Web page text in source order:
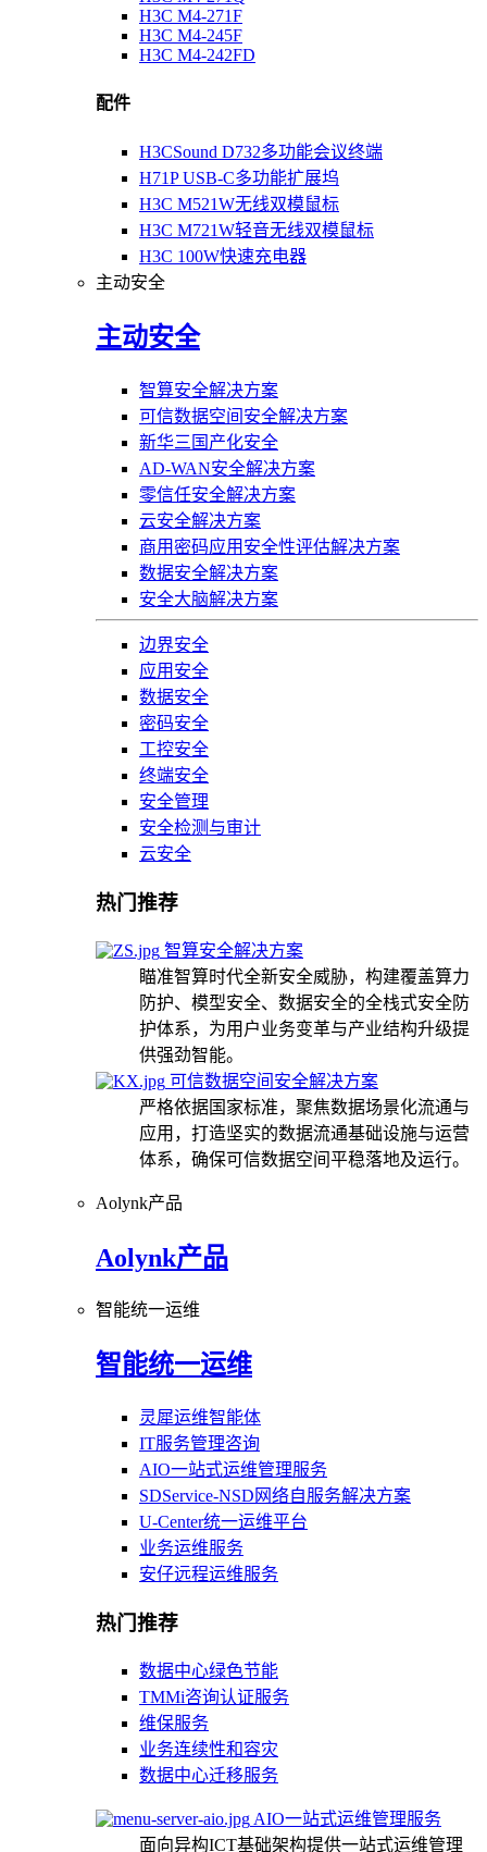
H3C M4-271F
H3C M4-245F
H3C M4-242FD
配件
H3CSound D732多功能会议终端
H71P USB-C多功能扩展坞
H3C M521W无线双模鼠标
H3C M721W轻音无线双模鼠标
H3C 100W快速充电器
主动安全
主动安全
智算安全解决方案
可信数据空间安全解决方案
新华三国产化安全
AD-WAN安全解决方案
零信任安全解决方案
云安全解决方案
商用密码应用安全性评估解决方案
数据安全解决方案
安全大脑解决方案
边界安全
应用安全
数据安全
密码安全
工控安全
终端安全
安全管理
安全检测与审计
云安全
热门推荐
智算安全解决方案
瞄准智算时代全新安全威胁，构建覆盖算力
防护、模型安全、数据安全的全栈式安全防
护体系，为用户业务变革与产业结构升级提
供强劲智能。
可信数据空间安全解决方案
严格依据国家标准，聚焦数据场景化流通与
应用，打造坚实的数据流通基础设施与运营
体系，确保可信数据空间平稳落地及运行。
Aolynk产品
Aolynk产品
智能统一运维
智能统一运维
灵犀运维智能体
IT服务管理咨询
AIO一站式运维管理服务
SDService-NSD网络自服务解决方案
U-Center统一运维平台
业务运维服务
安仔远程运维服务
热门推荐
数据中心绿色节能
TMMi咨询认证服务
维保服务
业务连续性和容灾
数据中心迁移服务
AIO一站式运维管理服务
面向异构ICT基础架构提供一站式运维管理